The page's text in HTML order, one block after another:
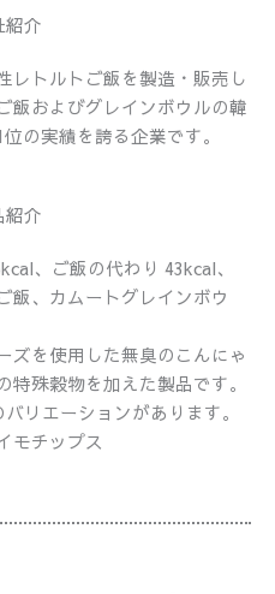
紹介
レトルトご飯を製造・販売し
飯およびグレインボウルの韓
の実績を誇る企業です。
紹介
、ご飯の代わり 43kcal、
飯、カムートグレインボウ
ズを使用した無臭のこんにゃ
殊穀物を加えた製品です。
リエーションがあります。
モチップス